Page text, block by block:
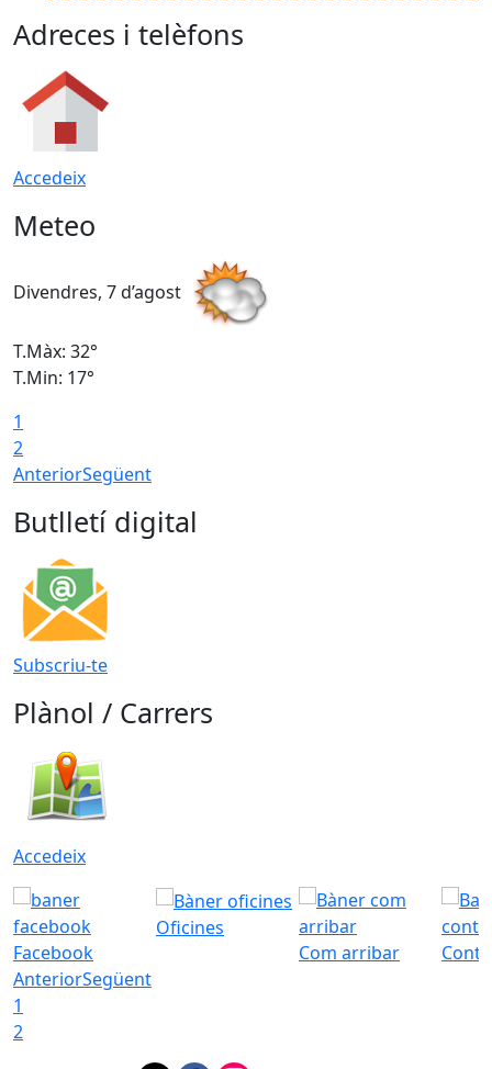
Adreces i telèfons
Accedeix
Meteo
Divendres, 7 d’agost
T.Màx: 32°
T.Min: 17°
1
2
AnteriorSegüent
Butlletí digital
Subscriu-te
Plànol / Carrers
Accedeix
Facebook
Oficines
Com arribar
AnteriorSegüent
1
2